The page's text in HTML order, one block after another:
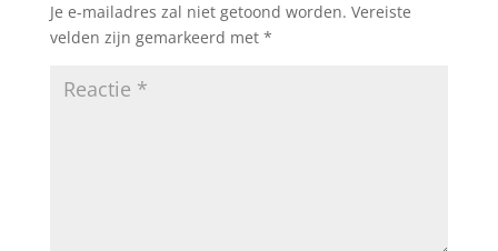
Je e-mailadres zal niet getoond worden. Vereiste
velden zijn gemarkeerd met *